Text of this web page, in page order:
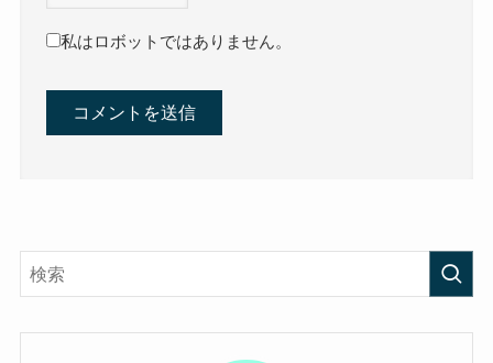
私はロボットではありません。